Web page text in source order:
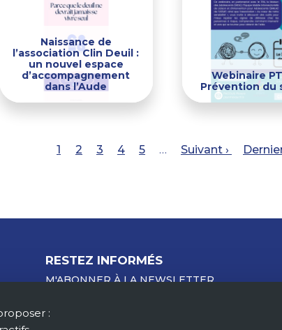
Naissance de
l’association Clin Deuil :
un nouvel espace
d’accompagnement
dans l’Aude
Webinaire
Prévention du
Page
1 Page
2 Page
3 Page
4 Page
5 …
Page
Suivant ›
RESTEZ INFORMÉS
M'ABONNER À LA NEWSLETTER
F.A.Q.
: